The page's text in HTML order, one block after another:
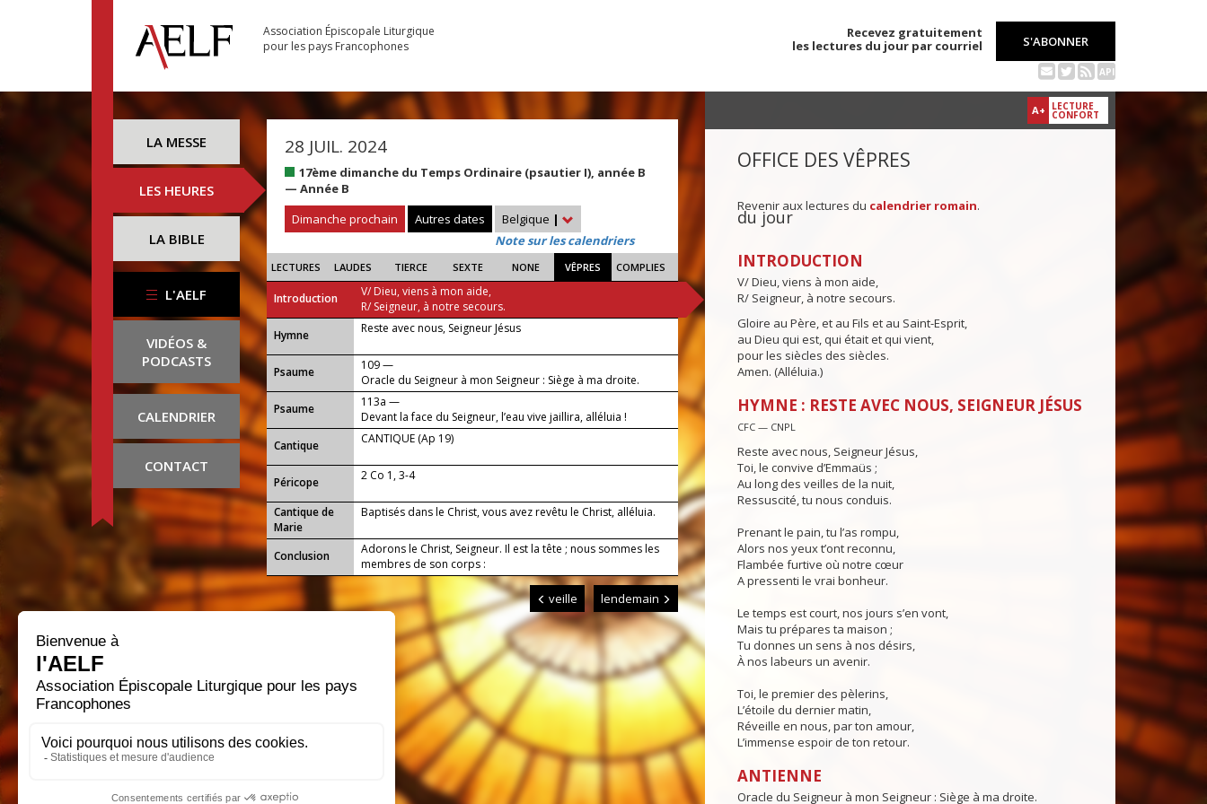
Association Épiscopale Liturgique
pour les pays Francophones
Recevez gratuitement
les lectures du jour par courriel
S'ABONNER
API
LA MESSE
LES HEURES
LA BIBLE
L'AELF
VIDÉOS &
PODCASTS
CALENDRIER
CONTACT
28 JUIL. 2024
17ème dimanche du Temps Ordinaire (psautier I), année B
— Année B
Dimanche prochain
Autres dates Belgique |
Note sur les calendriers
LECTURES LAUDES TIERCE SEXTE NONE VÊPRES COMPLIES
Introduction
V/ Dieu, viens à mon aide,
R/ Seigneur, à notre secours.
...
Hymne Reste avec nous, Seigneur Jésus
Psaume
109 —
Oracle du Seigneur à mon Seigneur : Siège à ma droite.
Psaume
113a —
Devant la face du Seigneur, l’eau vive jaillira, alléluia !
Cantique
CANTIQUE (Ap 19)
Péricope 2 Co 1, 3-4
Cantique de
Marie
Baptisés dans le Christ, vous avez revêtu le Christ, alléluia.
Conclusion
Adorons le Christ, Seigneur. Il est la tête ; nous sommes les
membres de son corps :
veille lendemain
A+ LECTURE
CONFORT
OFFICE DES VÊPRES
Revenir aux lectures du calendrier romain.
du jour
INTRODUCTION
V/ Dieu, viens à mon aide,
R/ Seigneur, à notre secours.
Gloire au Père, et au Fils et au Saint-Esprit,
au Dieu qui est, qui était et qui vient,
pour les siècles des siècles.
Amen. (Alléluia.)
HYMNE : RESTE AVEC NOUS, SEIGNEUR JÉSUS
CFC — CNPL
Reste avec nous, Seigneur Jésus,
Toi, le convive d’Emmaüs ;
Au long des veilles de la nuit,
Ressuscité, tu nous conduis.
Prenant le pain, tu l’as rompu,
Alors nos yeux t’ont reconnu,
Flambée furtive où notre cœur
A pressenti le vrai bonheur.
Le temps est court, nos jours s’en vont,
Mais tu prépares ta maison ;
Tu donnes un sens à nos désirs,
À nos labeurs un avenir.
Toi, le premier des pèlerins,
L’étoile du dernier matin,
Réveille en nous, par ton amour,
L’immense espoir de ton retour.
ANTIENNE
Oracle du Seigneur à mon Seigneur : Siège à ma droite.